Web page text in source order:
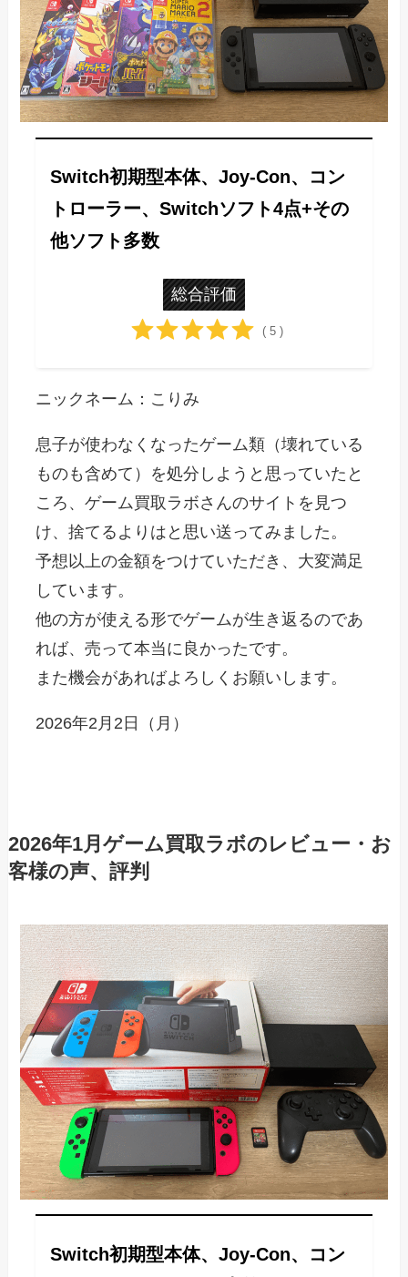
Switch初期型本体、Joy-Con、コン
トローラー、Switchソフト4点+その
他ソフト多数
総合評価
( 5 )
ニックネーム：こりみ
息子が使わなくなったゲーム類（壊れている
ものも含めて）を処分しようと思っていたと
ころ、ゲーム買取ラボさんのサイトを見つ
け、捨てるよりはと思い送ってみました。
予想以上の金額をつけていただき、大変満足
しています。
他の方が使える形でゲームが生き返るのであ
れば、売って本当に良かったです。
また機会があればよろしくお願いします。
2026年2月2日（月）
2026年1月ゲーム買取ラボのレビュー・お
客様の声、評判
Switch初期型本体、Joy-Con、コン